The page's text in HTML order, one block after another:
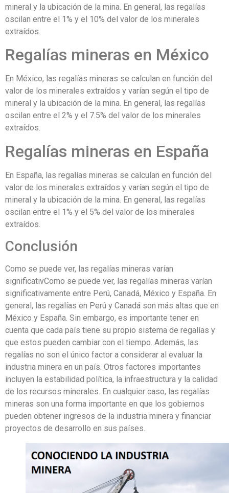
mineral y la ubicación de la mina. En general, las regalías
oscilan entre el 1% y el 10% del valor de los minerales
extraídos.
Regalías mineras en México
En México, las regalías mineras se calculan en función del
valor de los minerales extraídos y varían según el tipo de
mineral y la ubicación de la mina. En general, las regalías
oscilan entre el 2% y el 7.5% del valor de los minerales
extraídos.
Regalías mineras en España
En España, las regalías mineras se calculan en función del
valor de los minerales extraídos y varían según el tipo de
mineral y la ubicación de la mina. En general, las regalías
oscilan entre el 1% y el 5% del valor de los minerales
extraídos.
Conclusión
Como se puede ver, las regalías mineras varían
significativComo se puede ver, las regalías mineras varían
significativamente entre Perú, Canadá, México y España. En
general, las regalías en Perú y Canadá son más altas que en
México y España. Sin embargo, es importante tener en
cuenta que cada país tiene su propio sistema de regalías y
que estos pueden cambiar con el tiempo. Además, las
regalías no son el único factor a considerar al evaluar la
industria minera en un país. Otros factores importantes
incluyen la estabilidad política, la infraestructura y la calidad
de los recursos minerales. En cualquier caso, las regalías
mineras son una forma importante en que los gobiernos
pueden obtener ingresos de la industria minera y financiar
proyectos de desarrollo en sus países.